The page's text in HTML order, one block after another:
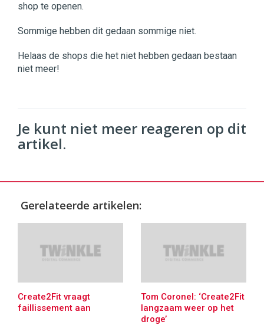
shop te openen.
Sommige hebben dit gedaan sommige niet.
Helaas de shops die het niet hebben gedaan bestaan
niet meer!
Je kunt niet meer reageren op dit
artikel.
Gerelateerde artikelen:
Create2Fit vraagt
faillissement aan
Tom Coronel: ‘Create2Fit
langzaam weer op het
droge’